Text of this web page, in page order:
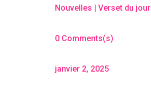
Nouvelles | Verset du jour
0 Comments(s)
janvier 2, 2025